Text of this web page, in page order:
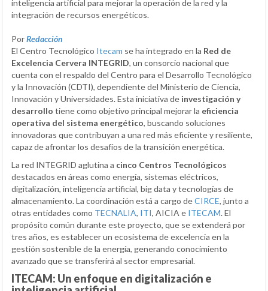
inteligencia artificial para mejorar la operación de la red y la
integración de recursos energéticos.
PorRedacción
El Centro Tecnológico Itecam se ha integrado en la Red de
Excelencia Cervera INTEGRID, un consorcio nacional que
cuenta con el respaldo del Centro para el Desarrollo Tecnológico
y la Innovación (CDTI), dependiente del Ministerio de Ciencia,
Innovación y Universidades. Esta iniciativa de investigación y
desarrollo tiene como objetivo principal mejorar la eficiencia
operativa del sistema energético, buscando soluciones
innovadoras que contribuyan a una red más eficiente y resiliente,
capaz de afrontar los desafíos de la transición energética.
La red INTEGRID aglutina a cinco Centros Tecnológicos
destacados en áreas como energía, sistemas eléctricos,
digitalización, inteligencia artificial, big data y tecnologías de
almacenamiento. La coordinación está a cargo deCIRCE, junto a
otras entidades como TECNALIA, ITI, AICIA e ITECAM. El
propósito común durante este proyecto, que se extenderá por
tres años, es establecer un ecosistema de excelencia en la
gestión sostenible de la energía, generando conocimiento
avanzado que se transferirá al sector empresarial.
ITECAM: Un enfoque en digitalización e